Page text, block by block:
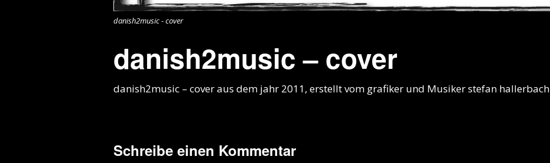
danish2music - cover
danish2music – cover
danish2music – cover aus dem jahr 2011, erstellt vom grafiker und Musiker stefan hallerbach
Schreibe einen Kommentar